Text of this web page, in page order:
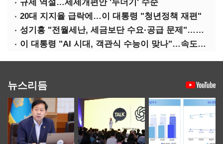
규제 역설…세제개편안 '누더기' 수순
20대 지지율 급락에…이 대통령 "청년정책 재편"
성기홍 "전월세난, 세금보단 수요·공급 문제"…닥공 시사
이 대통령 "AI 시대, 객관식 수능이 맞나"…속도전 '경계'
뉴스리듬